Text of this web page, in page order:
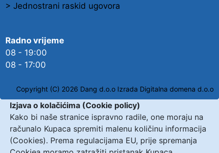
> Jednostrani raskid ugovora
Radno vrijeme
08 - 19:00
08 - 17:00
Copyright (C) 2026 Dang d.o.o Izrada Digitalna domena d.o.o
Izjava o kolačićima (Cookie policy)
Kako bi naše stranice ispravno radile, one moraju na
računalo Kupaca spremiti malenu količinu informacija
(Cookies). Prema regulacijama EU, prije spremanja